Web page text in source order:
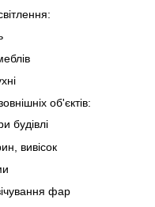
об'єктів:
будівлі
вивісок
фар